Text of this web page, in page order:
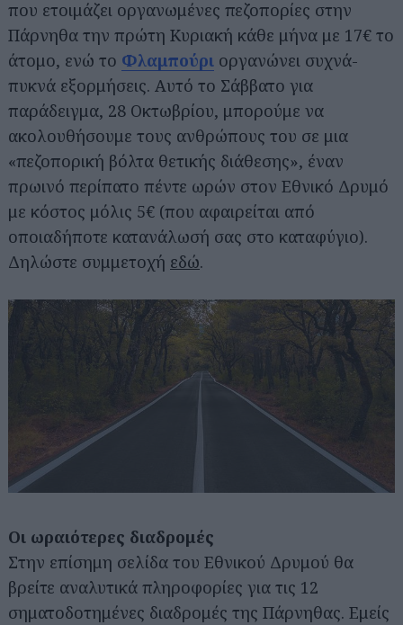
που ετοιμάζει οργανωμένες πεζοπορίες στην
Πάρνηθα την πρώτη Κυριακή κάθε μήνα με 17€ το
άτομο, ενώ το Φλαμπούρι οργανώνει συχνά-
πυκνά εξορμήσεις. Αυτό το Σάββατο για
παράδειγμα, 28 Οκτωβρίου, μπορούμε να
ακολουθήσουμε τους ανθρώπους του σε μια
«πεζοπορική βόλτα θετικής διάθεσης», έναν
πρωινό περίπατο πέντε ωρών στον Εθνικό Δρυμό
με κόστος μόλις 5€ (που αφαιρείται από
οποιαδήποτε κατανάλωσή σας στο καταφύγιο).
Δηλώστε συμμετοχή εδώ.
Οι ωραιότερες διαδρομές
Στην επίσημη σελίδα του Εθνικού Δρυμού θα
βρείτε αναλυτικά πληροφορίες για τις 12
σηματοδοτημένες διαδρομές της Πάρνηθας. Εμείς